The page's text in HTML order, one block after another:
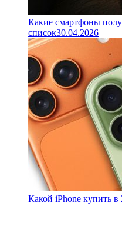
Какие смартфоны
список30.04.2026
Какой iPhone купить в